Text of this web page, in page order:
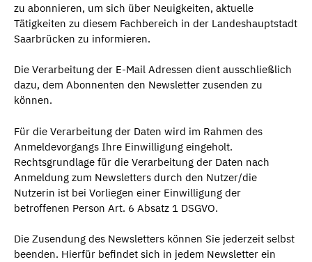
zu abonnieren, um sich über Neuigkeiten, aktuelle
Tätigkeiten zu diesem Fachbereich in der Landeshauptstadt
Saarbrücken zu informieren.
Die Verarbeitung der E-Mail Adressen dient ausschließlich
dazu, dem Abonnenten den Newsletter zusenden zu
können.
Für die Verarbeitung der Daten wird im Rahmen des
Anmeldevorgangs Ihre Einwilligung eingeholt.
Rechtsgrundlage für die Verarbeitung der Daten nach
Anmeldung zum Newsletters durch den Nutzer/die
Nutzerin ist bei Vorliegen einer Einwilligung der
betroffenen Person Art. 6 Absatz 1 DSGVO.
Die Zusendung des Newsletters können Sie jederzeit selbst
beenden. Hierfür befindet sich in jedem Newsletter ein